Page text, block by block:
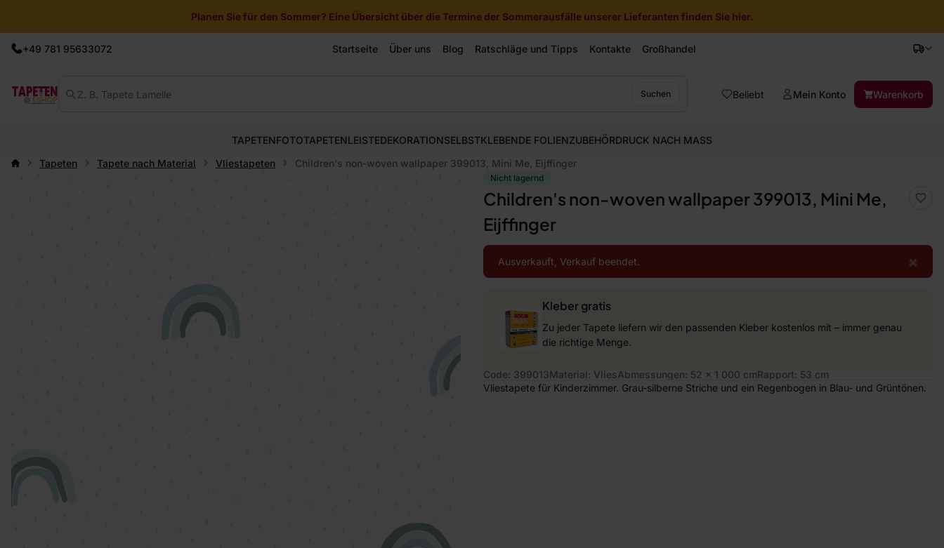
Planen Sie für den Sommer? Eine Übersicht über die Termine der Sommerausfälle unserer Lieferanten finden Sie hier.
+49 781 95633072 Startseite Über uns Blog Ratschläge und Tipps Kontakte Großhandel
Suchen Beliebt Mein Konto Warenkorb
TAPETENFOTOTAPETENLEISTEDEKORATIONSELBSTKLEBENDE FOLIENZUBEHÖRDRUCK NACH MASS
Tapeten
Tapete nach Material Vliestapeten Children's non-woven wallpaper 399013, Mini Me, Eijffinger
Nicht lagernd
Children's non-woven wallpaper 399013, Mini Me,
Eijffinger
×
Ausverkauft, Verkauf beendet.
Kleber gratis
Zu jeder Tapete liefern wir den passenden Kleber kostenlos mit – immer genau
die richtige Menge.
Code: 399013Material: VliesAbmessungen: 52 x 1 000 cmRapport: 53 cm
Vliestapete für Kinderzimmer. Grau-silberne Striche und ein Regenbogen in Blau- und Grüntönen.